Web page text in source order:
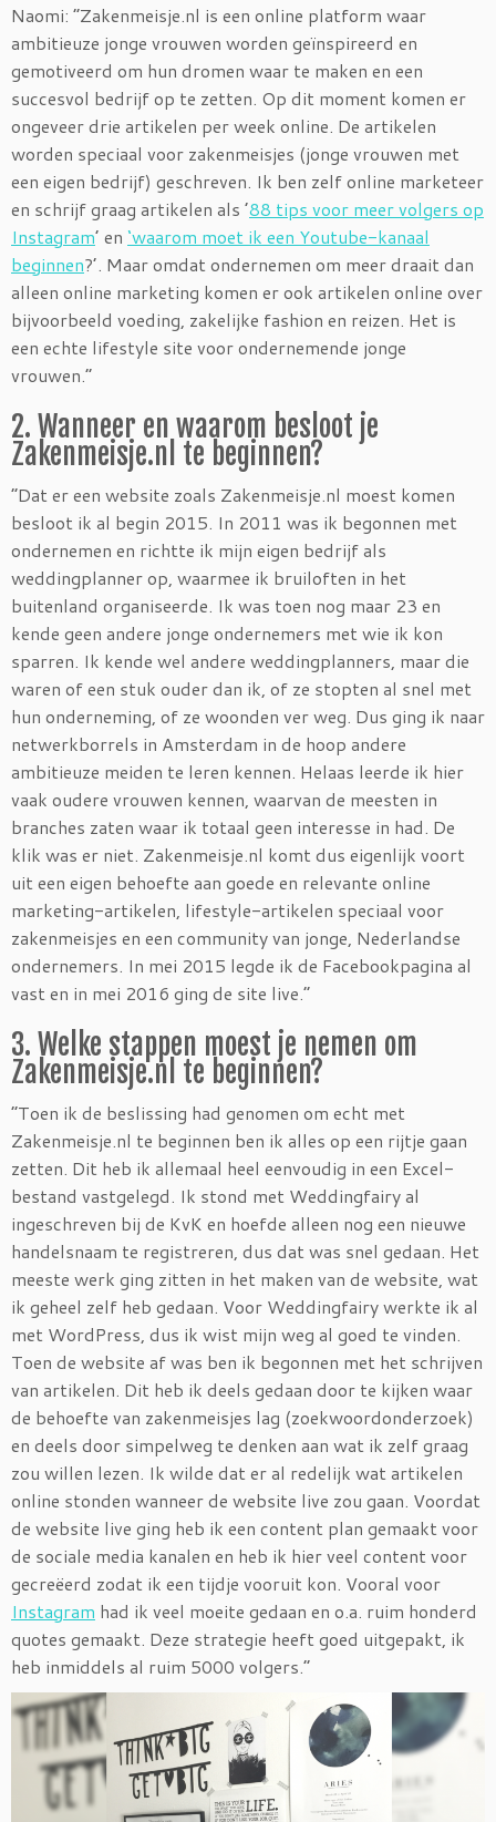
Naomi: “Zakenmeisje.nl is een online platform waar
ambitieuze jonge vrouwen worden geïnspireerd en
gemotiveerd om hun dromen waar te maken en een
succesvol bedrijf op te zetten. Op dit moment komen er
ongeveer drie artikelen per week online. De artikelen
worden speciaal voor zakenmeisjes (jonge vrouwen met
een eigen bedrijf) geschreven. Ik ben zelf online marketeer
en schrijf graag artikelen als ’88 tips voor meer volgers op
Instagram’ en ‘waarom moet ik een Youtube-kanaal
beginnen?’. Maar omdat ondernemen om meer draait dan
alleen online marketing komen er ook artikelen online over
bijvoorbeeld voeding, zakelijke fashion en reizen. Het is
een echte lifestyle site voor ondernemende jonge
vrouwen.”
2. Wanneer en waarom besloot je
Zakenmeisje.nl te beginnen?
“Dat er een website zoals Zakenmeisje.nl moest komen
besloot ik al begin 2015. In 2011 was ik begonnen met
ondernemen en richtte ik mijn eigen bedrijf als
weddingplanner op, waarmee ik bruiloften in het
buitenland organiseerde. Ik was toen nog maar 23 en
kende geen andere jonge ondernemers met wie ik kon
sparren. Ik kende wel andere weddingplanners, maar die
waren of een stuk ouder dan ik, of ze stopten al snel met
hun onderneming, of ze woonden ver weg. Dus ging ik naar
netwerkborrels in Amsterdam in de hoop andere
ambitieuze meiden te leren kennen. Helaas leerde ik hier
vaak oudere vrouwen kennen, waarvan de meesten in
branches zaten waar ik totaal geen interesse in had. De
klik was er niet. Zakenmeisje.nl komt dus eigenlijk voort
uit een eigen behoefte aan goede en relevante online
marketing-artikelen, lifestyle-artikelen speciaal voor
zakenmeisjes en een community van jonge, Nederlandse
ondernemers. In mei 2015 legde ik de Facebookpagina al
vast en in mei 2016 ging de site live.”
3. Welke stappen moest je nemen om
Zakenmeisje.nl te beginnen?
“Toen ik de beslissing had genomen om echt met
Zakenmeisje.nl te beginnen ben ik alles op een rijtje gaan
zetten. Dit heb ik allemaal heel eenvoudig in een Excel-
bestand vastgelegd. Ik stond met Weddingfairy al
ingeschreven bij de KvK en hoefde alleen nog een nieuwe
handelsnaam te registreren, dus dat was snel gedaan. Het
meeste werk ging zitten in het maken van de website, wat
ik geheel zelf heb gedaan. Voor Weddingfairy werkte ik al
met WordPress, dus ik wist mijn weg al goed te vinden.
Toen de website af was ben ik begonnen met het schrijven
van artikelen. Dit heb ik deels gedaan door te kijken waar
de behoefte van zakenmeisjes lag (zoekwoordonderzoek)
en deels door simpelweg te denken aan wat ik zelf graag
zou willen lezen. Ik wilde dat er al redelijk wat artikelen
online stonden wanneer de website live zou gaan. Voordat
de website live ging heb ik een content plan gemaakt voor
de sociale media kanalen en heb ik hier veel content voor
gecreëerd zodat ik een tijdje vooruit kon. Vooral voor
Instagram had ik veel moeite gedaan en o.a. ruim honderd
quotes gemaakt. Deze strategie heeft goed uitgepakt, ik
heb inmiddels al ruim 5000 volgers.”